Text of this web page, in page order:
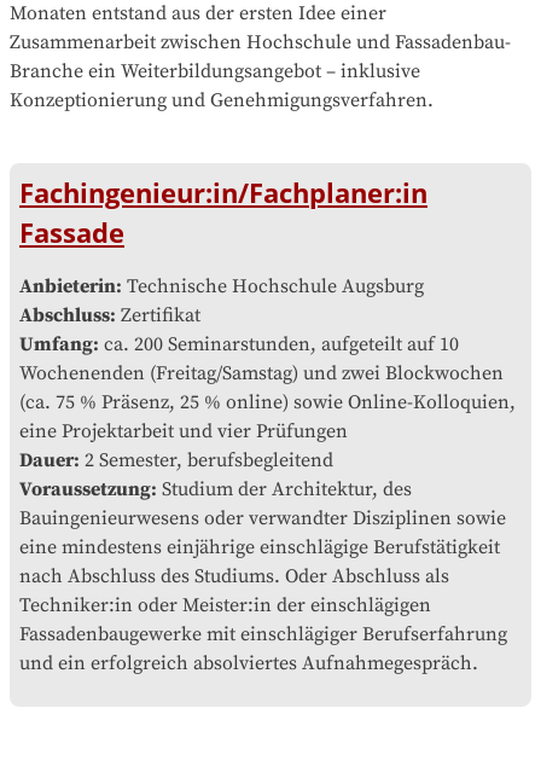
Monaten entstand aus der ersten Idee einer
Zusammenarbeit zwischen Hochschule und Fassadenbau-
Branche ein Weiterbildungsangebot – inklusive
Konzeptionierung und Genehmigungsverfahren.
Fachingenieur:in/Fachplaner:in
Fassade
Anbieterin: Technische Hochschule Augsburg
Abschluss: Zertifikat
Umfang: ca. 200 Seminarstunden, aufgeteilt auf 10
Wochenenden (Freitag/Samstag) und zwei Blockwochen
(ca. 75 % Präsenz, 25 % online) sowie Online-Kolloquien,
eine Projektarbeit und vier Prüfungen
Dauer: 2 Semester, berufsbegleitend
Voraussetzung: Studium der Architektur, des
Bauingenieur­wesens oder verwandter Disziplinen sowie
eine mindestens einjährige einschlägige Berufs­tätigkeit
nach Abschluss des Studiums. Oder Abschluss als
Techniker:in oder Meister:in der einschlägigen
Fassadenbaugewerke mit einschlägiger Berufserfahrung
und ein erfolg­reich absolviertes Aufnahmegespräch.